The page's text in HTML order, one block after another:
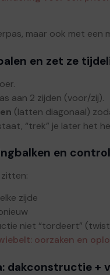
maar ook met een
en zet ze
aan 2 zijden (voor/zij).
(latten diagonaal)
“trek” je later het
en
zijde
niet “tordeert”
oorzaken en
dakconstructie +